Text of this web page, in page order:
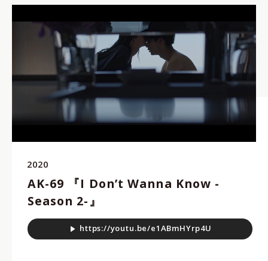
2020
AK-69 『I Don’t Wanna Know -
Season 2-』
https://youtu.be/e1ABmHYrp4U